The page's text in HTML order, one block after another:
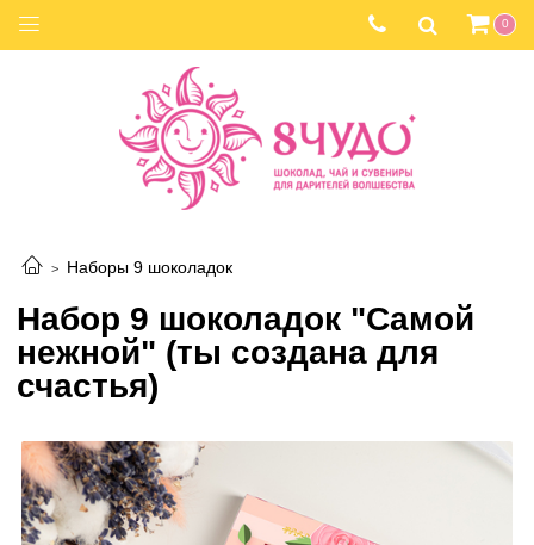
0
Наборы 9 шоколадок
Набор 9 шоколадок "Самой
нежной" (ты создана для
счастья)